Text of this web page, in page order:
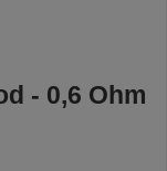
- 0,6 Ohm